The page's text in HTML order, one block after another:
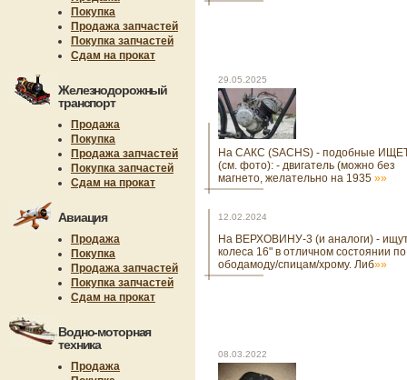
Покупка
Продажа запчастей
Покупка запчастей
Сдам на прокат
Железнодорожный
транспорт
Продажа
Покупка
Продажа запчастей
Покупка запчастей
Сдам на прокат
Авиация
Продажа
Покупка
Продажа запчастей
Покупка запчастей
Сдам на прокат
Водно-моторная
техника
Продажа
29.05.2025
На САКС (SACHS) - подобные
(см. фото): - двигатель (можно без
магнето, желательно на 1935 »»
12.02.2024
На ВЕРХОВИНУ-3 (и аналоги) -
колеса 16" в отличном состоянии по
ободамоду/спицам/хрому. Либ»»
08.03.2022